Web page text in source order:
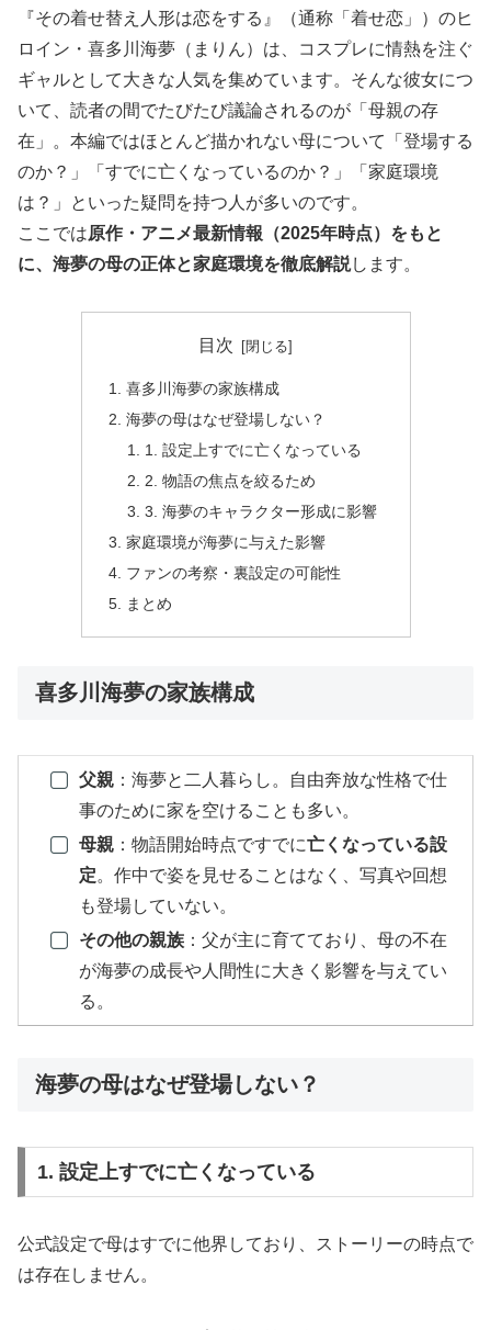
『その着せ替え人形は恋をする』（通称「着せ恋」）のヒ
ロイン・喜多川海夢（まりん）は、コスプレに情熱を注ぐ
ギャルとして大きな人気を集めています。そんな彼女につ
いて、読者の間でたびたび議論されるのが「母親の存
在」。本編ではほとんど描かれない母について「登場する
のか？」「すでに亡くなっているのか？」「家庭環境
は？」といった疑問を持つ人が多いのです。
ここでは原作・アニメ最新情報（2025年時点）をもと
に、海夢の母の正体と家庭環境を徹底解説します。
目次
喜多川海夢の家族構成
海夢の母はなぜ登場しない？
1. 設定上すでに亡くなっている
2. 物語の焦点を絞るため
3. 海夢のキャラクター形成に影響
家庭環境が海夢に与えた影響
ファンの考察・裏設定の可能性
まとめ
喜多川海夢の家族構成
父親：海夢と二人暮らし。自由奔放な性格で仕
事のために家を空けることも多い。
母親：物語開始時点ですでに亡くなっている設
定。作中で姿を見せることはなく、写真や回想
も登場していない。
その他の親族：父が主に育てており、母の不在
が海夢の成長や人間性に大きく影響を与えてい
る。
海夢の母はなぜ登場しない？
1. 設定上すでに亡くなっている
公式設定で母はすでに他界しており、ストーリーの時点で
は存在しません。